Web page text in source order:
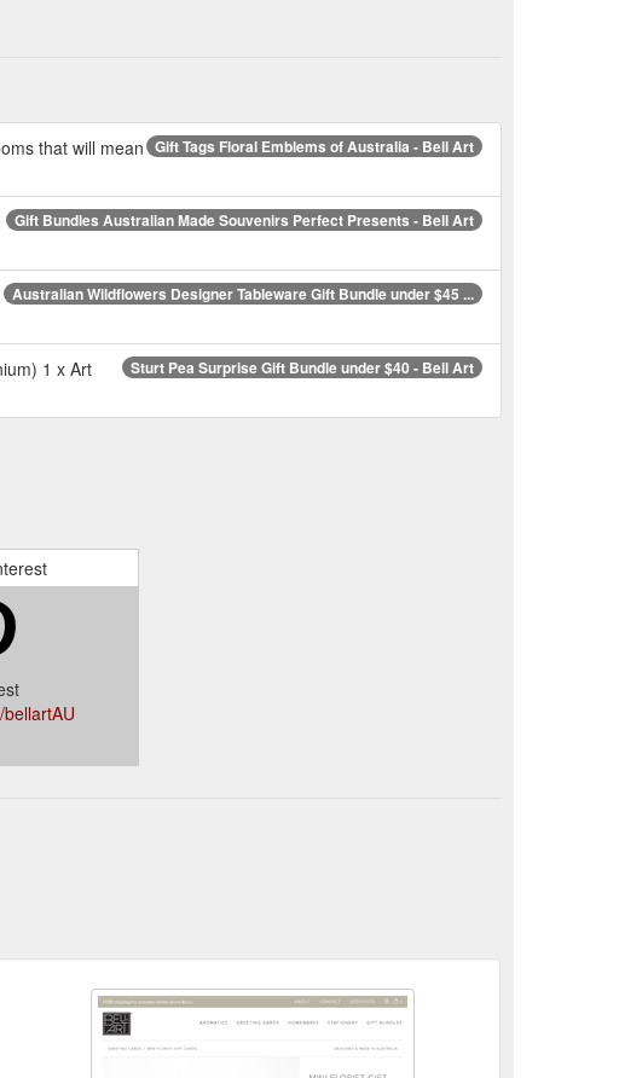
Gift Tags Floral Emblems of Australia - Bell Art
that will mean
Gift Bundles Australian Made Souvenirs Perfect Presents - Bell Art
Australian Wildflowers Designer Tableware Gift Bundle under $45 ...
Sturt Pea Surprise Gift Bundle under $40 - Bell Art
1 x Art